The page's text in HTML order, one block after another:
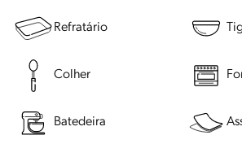
Refratário
Colher
Batedeira